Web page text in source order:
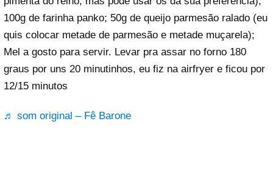
100g de farinha panko; 50g de queijo parmesão ralado (eu
quis colocar metade de parmesão e metade muçarela);
Mel a gosto para servir. Levar pra assar no forno 180
graus por uns 20 minutinhos, eu fiz na airfryer e ficou por
12/15 minutos
♬ som original – Fê Barone